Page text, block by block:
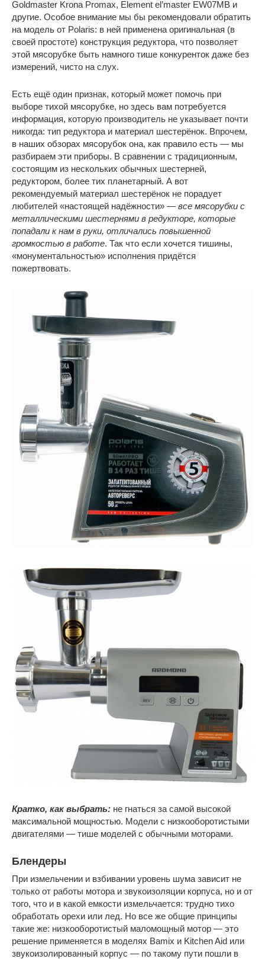
Goldmaster Krona Promax, Element el’master EW07MB и
другие. Особое внимание мы бы рекомендовали обратить
на модель от Polaris: в ней применена оригинальная (в
своей простоте) конструкция редуктора, что позволяет
этой мясорубке быть намного тише конкуренток даже без
измерений, чисто на слух.
Есть ещё один признак, который может помочь при
выборе тихой мясорубке, но здесь вам потребуется
информация, которую производитель не указывает почти
никогда: тип редуктора и материал шестерёнок. Впрочем,
в наших обзорах мясорубок она, как правило есть — мы
разбираем эти приборы. В сравнении с традиционным,
состоящим из нескольких обычных шестерней,
редуктором, более тих планетарный. А вот
рекомендуемый материал шестерёнок не порадует
любителей «настоящей надёжности» — все мясорубки с
металлическими шестернями в редукторе, которые
попадали к нам в руки, отличались повышенной
громкостью в работе. Так что если хочется тишины,
«монументальностью» исполнения придётся
пожертвовать.
Кратко, как выбрать: не гнаться за самой высокой
максимальной мощностью. Модели с низкооборотистыми
двигателями — тише моделей с обычными моторами.
Блендеры
При измельчении и взбивании уровень шума зависит не
только от работы мотора и звукоизоляции корпуса, но и от
того, что и в какой емкости измельчается: трудно тихо
обработать орехи или лед. Но все же общие принципы
такие же: низкооборотистый маломощный мотор — это
решение применяется в моделях Bamix и Kitchen Aid или
звукоизолированный корпус — по такому пути пошли в